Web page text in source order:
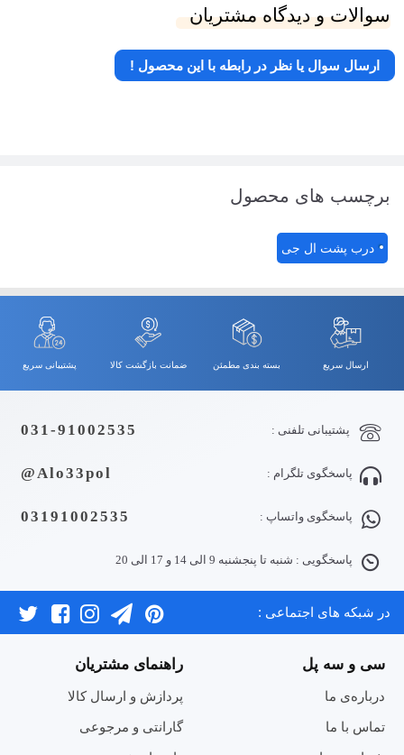
سوالات و دیدگاه مشتریان
ارسال سوال یا نظر در رابطه با این محصول !
برچسب های محصول
درب پشت ال جی
ارسال سریع بسته بندی مطمئن ضمانت بازگشت کالا پشتیبانی سریع
پشتیبانی تلفنی : 031-91002535
پاسخگوی تلگرام : Alo33pol@
پاسخگوی واتساپ : 03191002535
پاسخگویی : شنبه تا پنجشنبه 9 الی 14 و 17 الی 20
در شبکه های اجتماعی :
سی و سه پل
درباره‌ی ما
تماس با ما
راهنمای مشتریان
پردازش و ارسال کالا
گارانتی و مرجوعی